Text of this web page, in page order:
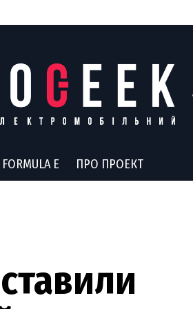
FORMULA E ПРО ПРОЕКТ